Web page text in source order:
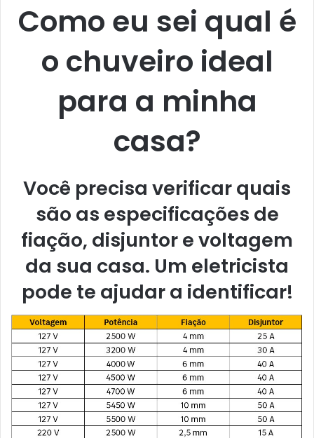
Como eu sei qual é
o chuveiro ideal
para a minha
casa?
Você precisa verificar quais
são as especificações de
fiação, disjuntor e voltagem
da sua casa. Um eletricista
pode te ajudar a identificar!